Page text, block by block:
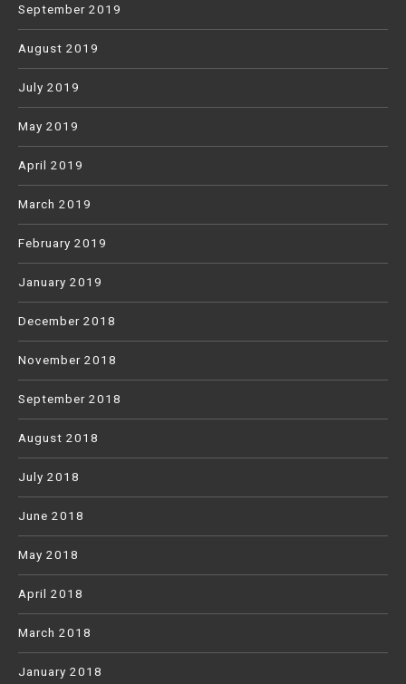
September 2019
August 2019
July 2019
May 2019
April 2019
March 2019
February 2019
January 2019
December 2018
November 2018
September 2018
August 2018
July 2018
June 2018
May 2018
April 2018
March 2018
January 2018